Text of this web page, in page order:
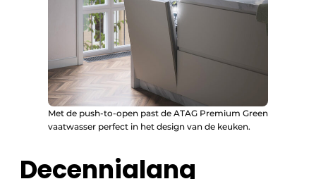
Met de push-to-open past de ATAG Premium Green
vaatwasser perfect in het design van de keuken.
Decennialang